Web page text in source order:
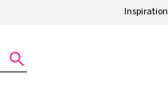
Inspiration
